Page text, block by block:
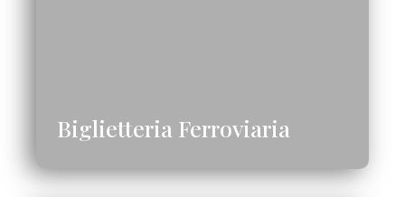
Biglietteria Ferroviaria